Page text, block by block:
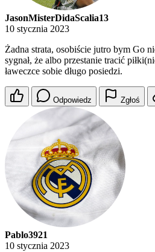
JasonMisterDidaScalia13
10 stycznia 2023
Żadna strata, osobiście jutro bym Go
sygnał, że albo przestanie tracić
ławeczce sobie długo posiedzi.
Odpowiedz Zgłoś
Pablo3921
10 stycznia 2023